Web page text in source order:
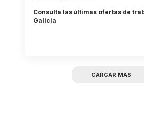
Consulta las últimas ofertas de
Galicia
CARGAR MAS